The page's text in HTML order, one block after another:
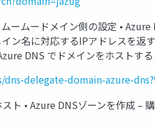
ームードメイン側の設定 •
ン名に対応するIPアドレスを
DNS でドメインをホストす
delegate-domain-azure-
ト • Azure DNSゾーンを作成 –